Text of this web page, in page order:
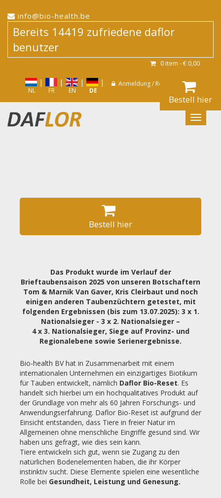
Bestell hier
info@bio-health.be
Bereits 14419 zufriedene daflor
benutzer
0item -€ 0,00
NL
|
FR
|
EN
|
DE
| Anmeldung / Registrieren |
Bestell hier
Das Produkt wurde im Verlauf der
Brieftaubensaison 2025 von unseren Botschaftern
Tom & Marnik Van Gaver, Kris Cleirbaut und noch
einigen anderen Taubenzüchtern getestet, mit
folgenden Ergebnissen (bis zum 13.07.2025): 3 x 1.
Nationalsieger - 3 x 2. Nationalsieger –
4 x 3. Nationalsieger, Siege auf Provinz- und
Regionalebene sowie Serienergebnisse.
Bio-health BV hat in Zusammenarbeit mit einem
internationalen Unternehmen ein einzigartiges Biotikum
für Tauben entwickelt, nämlich Daflor Bio-Reset. Es
handelt sich hierbei um ein hochqualitatives Produkt auf
der Grundlage von mehr als 60 Jahren Forschungs- und
Anwendungserfahrung. Daflor Bio-Reset ist aufgrund der
Einsicht entstanden, dass Tiere in freier Natur im
Allgemeinen ohne menschliche Eingriffe gesund sind. Wir
haben uns gefragt, wie dies sein kann.
Tiere entwickeln sich gut, wenn sie Zugang zu den
natürlichen Bodenelementen haben, die ihr Körper
instinktiv sucht. Diese Elemente spielen eine wesentliche
Rolle bei Gesundheit, Leistung und Genesung.